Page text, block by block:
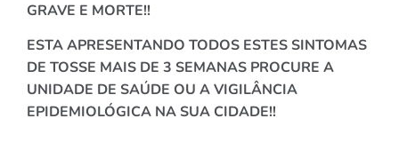
GRAVE E MORTE!!
ESTA APRESENTANDO TODOS ESTES SINTOMAS
DE TOSSE MAIS DE 3 SEMANAS PROCURE A
UNIDADE DE SAÚDE OU A VIGILÂNCIA
EPIDEMIOLÓGICA NA SUA CIDADE!!